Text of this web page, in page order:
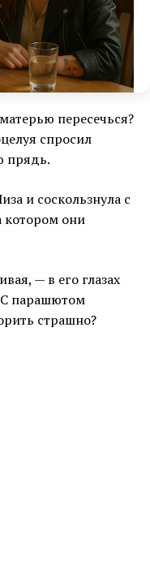
пересечься?
спросил
прядь.
и соскользнула с
котором они
— в его глазах
С парашютом
страшно?